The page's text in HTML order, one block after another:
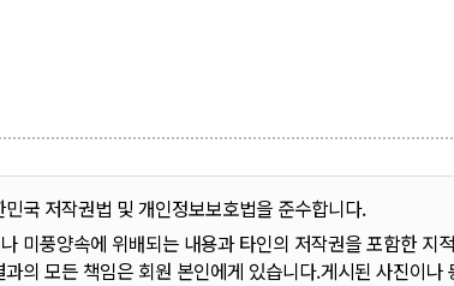
국 저작권법 및 개인정보보호법을 준수합니다.
미풍양속에 위배되는 내용과 타인의 저작권을 포함한
의 모든 책임은 회원 본인에게 있습니다.게시된 사진이